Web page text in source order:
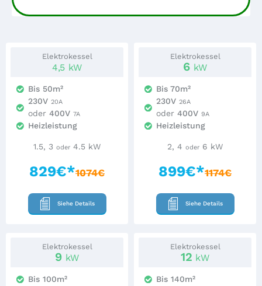
Elektrokessel
4,5 kW
Bis 50m²
230V 20A
oder 400V 7A
Heizleistung
1.5, 3 oder 4.5 kW
829€*1074€
Siehe Details
Elektrokessel
9 kW
Bis 100m²
Elektrokessel
6 kW
Bis 70m²
230V 26A
oder 400V 9A
Heizleistung
2, 4 oder 6 kW
899€*1174€
Siehe Details
Elektrokessel
12 kW
Bis 140m²